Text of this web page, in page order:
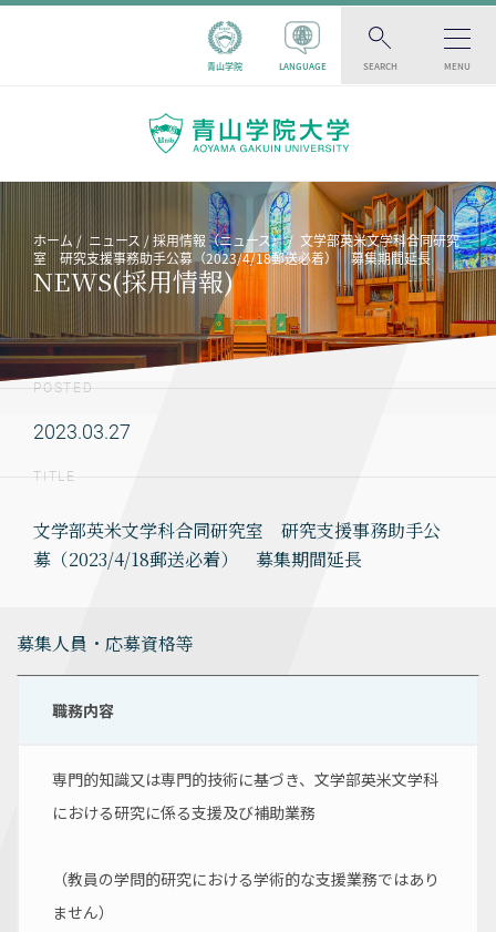
青山学院 LANGUAGE SEARCH MENU
ホーム ニュース 採用情報（ニュース）
文学部英米文学科合同研究
室 研究支援事務助手公募（2023/4/18郵送必着） 募集期間延長
NEWS(採用情報)
POSTED
2023.03.27
TITLE
文学部英米文学科合同研究室 研究支援事務助手公
募（2023/4/18郵送必着） 募集期間延長
募集人員・応募資格等
職務内容
専門的知識又は専門的技術に基づき、文学部英米文学科
における研究に係る支援及び補助業務
（教員の学問的研究における学術的な支援業務ではあり
ません）